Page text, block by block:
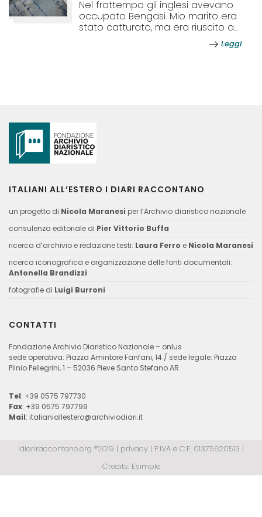
Nel frattempo gli inglesi avevano
occupato Bengasi. Mio marito era
stato catturato, ma era riuscito a...
Leggi
ITALIANI ALL’ESTERO I DIARI RACCONTANO
un progetto di Nicola Maranesi per l’Archivio diaristico nazionale
consulenza editoriale di Pier Vittorio Buffa
ricerca d’archivio e redazione testi: Laura Ferro e Nicola Maranesi
ricerca iconografica e organizzazione delle fonti documentali:
Antonella Brandizzi
fotografie di Luigi Burroni
CONTATTI
Fondazione Archivio Diaristico Nazionale – onlus
sede operativa: Piazza Amintore Fanfani, 14 / sede legale: Piazza
Plinio Pellegrini, 1 – 52036 Pieve Santo Stefano AR
Tel: +39 0575 797730
Fax: +39 0575 797799
Mail: italianiallestero@archiviodiari.it
idiariraccontano.org ®2019 | privacy | P.IVA e C.F. 01375620513 |
Credits: Esimple